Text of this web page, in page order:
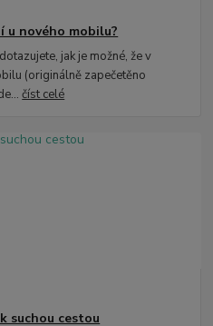
u nového mobilu?
jak je možné, že v
(originálně zapečetěno
číst celé
suchou cestou